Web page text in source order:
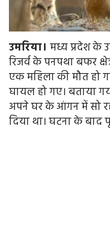
उमरिया। मध्य प्रदेश के
रिजर्व के पनपथा बफर
एक महिला की मौत हो
घायल हो गए। बताया
अपने घर के आंगन में सो
दिया था। घटना के